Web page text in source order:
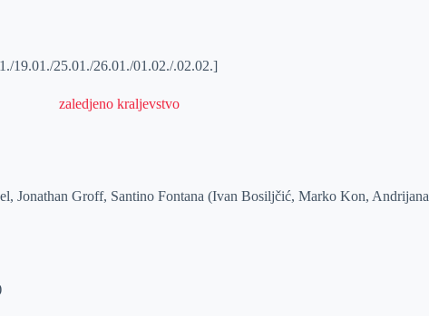
25.01./26.01./01.02./.02.02.]
Jonathan Groff, Santino Fontana (Ivan Bosiljčić, Marko Kon, Andrijana